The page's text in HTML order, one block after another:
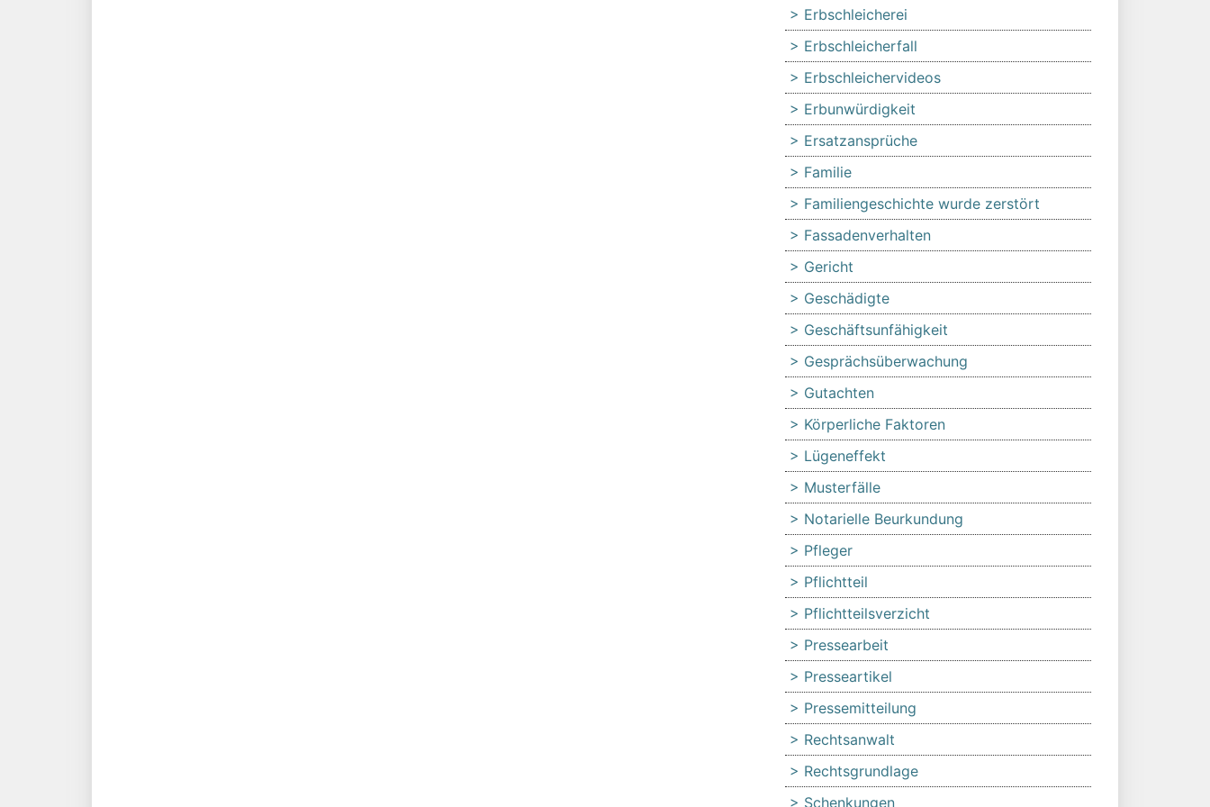
Erbschleicherei
Erbschleicherfall
Erbschleichervideos
Erbunwürdigkeit
Ersatzansprüche
Familie
Familiengeschichte wurde zerstört
Fassadenverhalten
Gericht
Geschädigte
Geschäftsunfähigkeit
Gesprächsüberwachung
Gutachten
Körperliche Faktoren
Lügeneffekt
Musterfälle
Notarielle Beurkundung
Pfleger
Pflichtteil
Pflichtteilsverzicht
Pressearbeit
Presseartikel
Pressemitteilung
Rechtsanwalt
Rechtsgrundlage
Schenkungen